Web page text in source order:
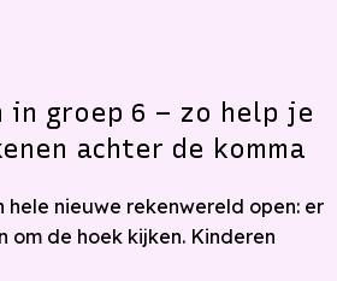
in groep 6 – zo help je
achter de komma
hele nieuwe rekenwereld open: er
om de hoek kijken. Kinderen